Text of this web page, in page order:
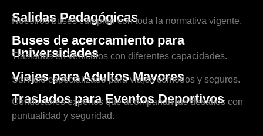
Salidas Pedagógicas
Nuestros buses cumplen con toda la normativa vigente.
Buses de acercamiento para
Universidades
Traslados en vehículos con diferentes capacidades.
Viajes para Adultos Mayores
Servicio especializado para viajes cómodos y seguros.
Traslados para Eventos Deportivos
Conductores expertos que acompañan tus desafíos con
puntualidad y seguridad.